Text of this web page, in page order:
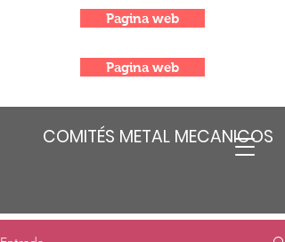
COMITÉS METAL MECANICOS
Pagina web
Pagina web